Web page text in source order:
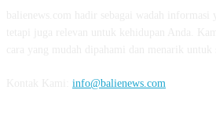
info@balienews.com